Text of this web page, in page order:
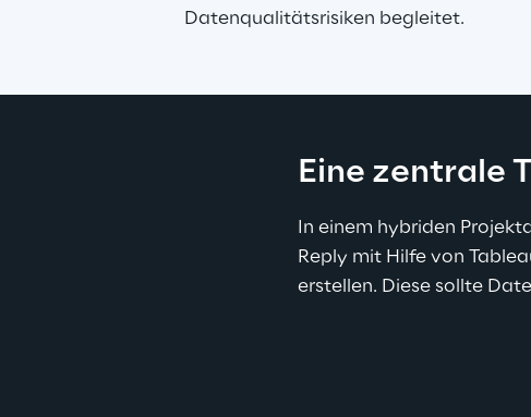
Datenqualitätsrisiken begleitet.
Eine zentrale
In einem hybriden
Reply mit Hilfe von
erstellen. Diese sollte